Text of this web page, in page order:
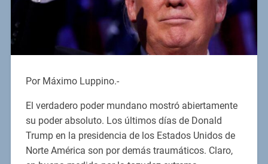
Por Máximo Luppino.-
El verdadero poder mundano mostró abiertamente
su poder absoluto. Los últimos días de Donald
Trump en la presidencia de los Estados Unidos de
Norte América son por demás traumáticos. Claro,